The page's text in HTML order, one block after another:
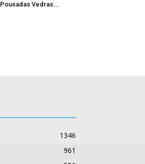
Pousadas Vedras...
1346
961